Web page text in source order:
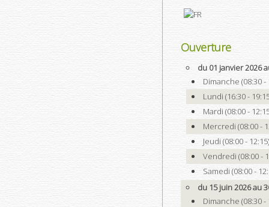
Ouverture
du 01 janvier 2026
Dimanche (08:30 -
Lundi (16:30 -
Mardi (08:00 -
Mercredi (08:00 -
Jeudi (08:00 - 12:15)
Vendredi (08:00 -
Samedi (08:00 -
du 15 juin 2026 au
Dimanche (08:30 -